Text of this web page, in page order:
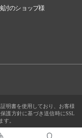
討のショップ様
明書を使用しており、お客様
護方針に基づき送信時にSSL
す。